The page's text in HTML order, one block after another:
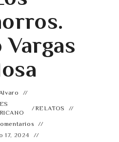
/RELATOS
17, 2024